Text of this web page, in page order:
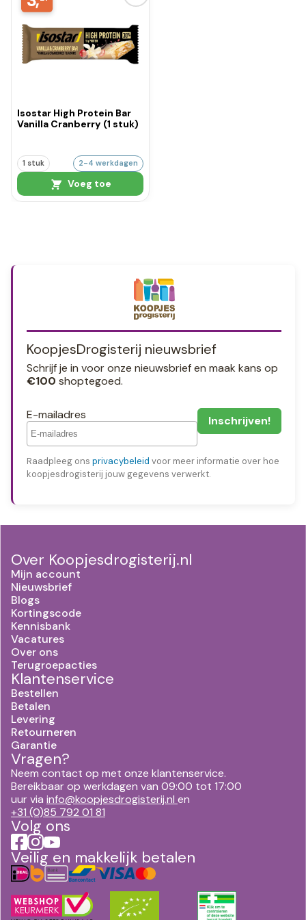
Isostar High Protein Bar
Vanilla Cranberry (1 stuk)
1 stuk 2-4 werkdagen
Voeg toe
KoopjesDrogisterij nieuwsbrief
Schrijf je in voor onze nieuwsbrief en maak kans op
€100 shoptegoed.
E-mailadres
Raadpleeg ons privacybeleid voor meer informatie over hoe
koopjesdrogisterij jouw gegevens verwerkt.
Over Koopjesdrogisterij.nl
Mijn account
Nieuwsbrief
Blogs
Kortingscode
Kennisbank
Vacatures
Over ons
Terugroepacties
Klantenservice
Bestellen
Betalen
Levering
Retourneren
Garantie
Vragen?
Neem contact op met onze klantenservice.
Bereikbaar op werkdagen van 09:00 tot 17:00
uur via info@koopjesdrogisterij.nl en
+31 (0)85 792 01 81
Volg ons
Veilig en makkelijk betalen